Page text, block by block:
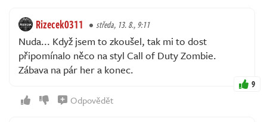
Rizecek0311 středa, 13. 8., 9:11
Nuda... Když jsem to zkoušel, tak mi to dost
připomínalo něco na styl Call of Duty Zombie.
Zábava na pár her a konec.
9
Odpovědět